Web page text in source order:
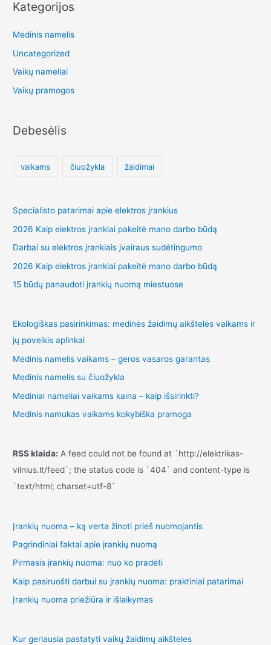
Kategorijos
Medinis namelis
Uncategorized
Vaikų nameliai
Vaikų pramogos
Debesėlis
vaikams čiuožykla žaidimai
Specialisto patarimai apie elektros įrankius
2026 Kaip elektros įrankiai pakeitė mano darbo būdą
Darbai su elektros įrankiais įvairaus sudėtingumo
2026 Kaip elektros įrankiai pakeitė mano darbo būdą
15 būdų panaudoti įrankių nuomą miestuose
Ekologiškas pasirinkimas: medinės žaidimų aikštelės vaikams ir
jų poveikis aplinkai
Medinis namelis vaikams – geros vasaros garantas
Medinis namelis su čiuožykla
Mediniai nameliai vaikams kaina – kaip išsirinkti?
Medinis namukas vaikams kokybiška pramoga
RSS klaida: A feed could not be found at `http://elektrikas-
vilnius.lt/feed`; the status code is `404` and content-type is
`text/html; charset=utf-8`
Įrankių nuoma – ką verta žinoti prieš nuomojantis
Pagrindiniai faktai apie įrankių nuomą
Pirmasis įrankių nuoma: nuo ko pradėti
Kaip pasiruošti darbui su įrankių nuoma: praktiniai patarimai
Įrankių nuoma priežiūra ir išlaikymas
Kur geriausia pastatyti vaikų žaidimų aikšteles